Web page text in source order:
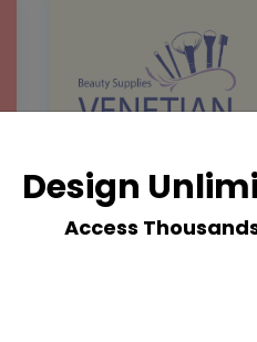
Design
Access